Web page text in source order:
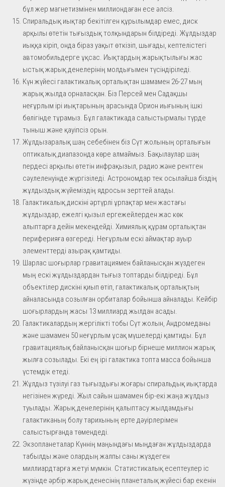
бұл жер магнетизмінен миллиондаған есе әлсіз.
Спиральдық иықтар бекітілген құрылымдар емес, диск
арқылы өтетін тығыздық толқындарын білдіреді. Жұлдыздар
иыққа кіріп, онда біраз уақыт өткізіп, шығады, кептелістегі
автомобильдерге ұқсас. Иықтардың жарықтылығы жас
ыстық жарық денелерінің молдығымен түсіндіріледі.
Күн жүйесі галактикалық орталықтан шамамен 26-27 мың
жарық жылда орналасқан. Біз Персей мен Садақшы
неғұрлым ірі иықтарының арасында Орион иығының ішкі
бөлігінде тұрамыз. Бұл галактикада салыстырмалы түрде
тыныш және қауіпсіз орын.
Жұлдызаралық шаң себебінен біз Сүт жолының орталығын
оптикалық диапазонда көре алмаймыз. Бақылаулар шаң
пердесі арқылы өтетін инфрақызыл, радио және рентген
сәулеленуінде жүргізіледі. Астрономдар тек осылайша біздің
жұлдыздық жүйеміздің ядросын зерттей алады.
Галактикалық дискіні әртүрлі ұрпақтар мен жастағы
жұлдыздар, ежелгі қызыл ергежейлерден жас көк
алыптарға дейін мекендейді. Химиялық құрам орталықтан
периферияға өзгереді. Неғұрлым ескі аймақтар ауыр
элементтерді азырақ қамтиды.
Шарлас шоғырлар гравитациямен байланысқан жүздеген
мың ескі жұлдыздардан тығыз топтарды білдіреді. Бұл
объектілер дискіні қиып өтіп, галактикалық орталықтың
айналасында созылған орбиталар бойынша айналады. Кейбір
шоғырлардың жасы 13 миллиард жылдан асады.
Галактикалардың жергілікті тобы Сүт жолын, Андромеданы
және шамамен 50 неғұрлым ұсақ мүшелерді қамтиды. Бұл
гравитациялық байланысқан шоғыр бірнеше миллион жарық
жылға созылады. Екі ең ірі галактика топта масса бойынша
үстемдік етеді.
Жұлдыз түзілуі газ тығыздығы жоғары спиральдық иықтарда
негізінен жүреді. Жыл сайын шамамен бір-екі жаңа жұлдыз
туылады. Жарық денелерінің қалыптасу жылдамдығы
галактиканың болу тарихының ерте дәуірлерімен
салыстырғанда төмендеді.
Экзопланеталар Күннің маңындағы мыңдаған жұлдыздарда
табылды және олардың жалпы саны жүздеген
миллиардтарға жетуі мүмкін. Статистикалық есептеулер іс
жүзінде әрбір жарық денесінің планеталық жүйесі бар екенін